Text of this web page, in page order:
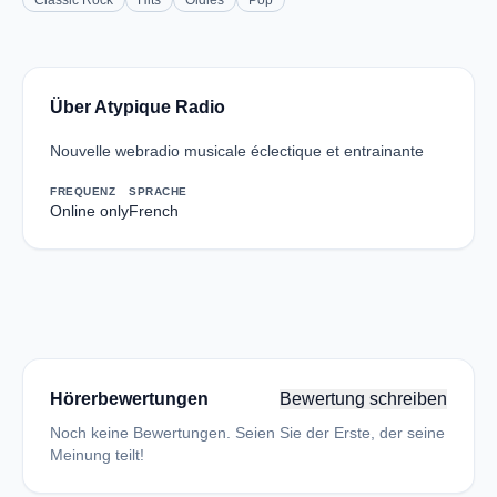
Über Atypique Radio
Nouvelle webradio musicale éclectique et entrainante
FREQUENZ
Online only
SPRACHE
French
Hörerbewertungen Bewertung schreiben
Noch keine Bewertungen. Seien Sie der Erste, der seine
Meinung teilt!